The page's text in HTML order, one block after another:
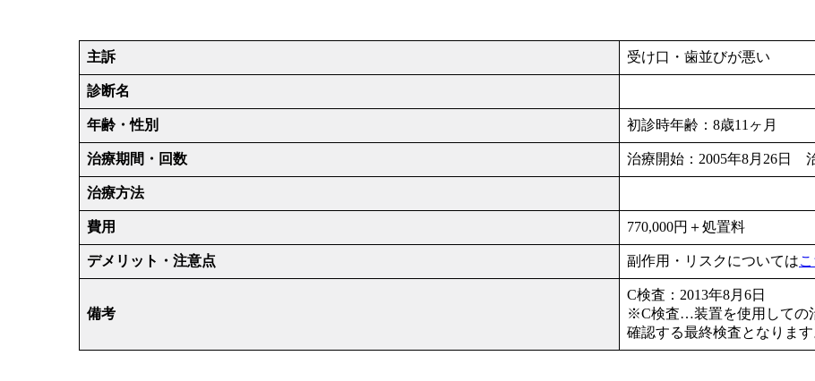
主訴 受け口・歯並びが悪い
診断名
年齢・性別 初診時年齢：8歳11ヶ月
治療期間・回数 治療開始：2005年8月26日
治療方法
費用 770,000円＋処置料
デメリット・注意点 副作用・リスクについては
備考
C検査：2013年8月6日
※C検査…装置を使用しての
確認する最終検査となります